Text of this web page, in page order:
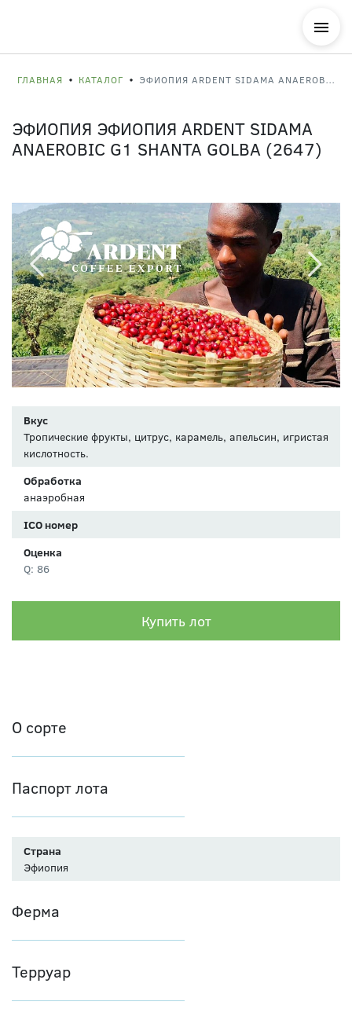
ГЛАВНАЯ КАТАЛОГ ЭФИОПИЯ ARDENT SIDAMA ANAEROBIC G1 SHANTA GOLBA (2647)
ЭФИОПИЯ ЭФИОПИЯ ARDENT SIDAMA
ANAEROBIC G1 SHANTA GOLBA (2647)
Вкус
Тропические фрукты, цитрус, карамель, апельсин, игристая
кислотность.
Обработка
анаэробная
ICO номер
Оценка
Q: 86
Купить лот
О сорте
Паспорт лота
Страна
Эфиопия
Ферма
Терруар